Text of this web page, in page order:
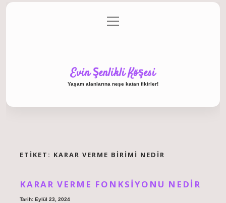
Gizlilik Politikası
menüyü
aç
Evin Şenlikli Köşesi
Yaşam alanlarına neşe katan fikirler!
ETIKET: KARAR VERME BIRIMI NEDIR
KARAR VERME FONKSIYONU NEDIR
Tarih: Eylül 23, 2024